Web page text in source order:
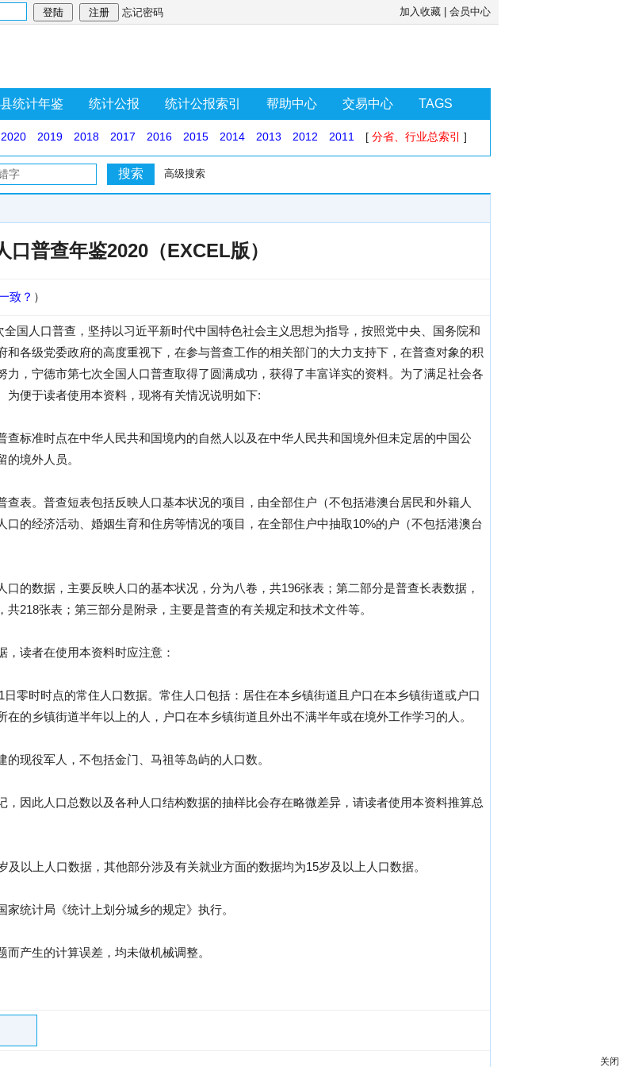
忘记密码 加入收藏 会员中心
统计年鉴 统计公报 统计公报索引 帮助中心 交易中心 TAGS
2020 2019 2018 2017 2016 2015 2014 2013 2012 2011 [ 分省、行业总索引 ]
高级搜索
口普查年鉴2020（EXCEL版）
致？ ）
国人口普查，坚持以习近平新时代中国特色社会主义思想为指导，按照党中央、国务院和
和各级党委政府的高度重视下，在参与普查工作的相关部门的大力支持下，在普查对象的积
力，宁德市第七次全国人口普查取得了圆满成功，获得了丰富详实的资料。为了满足社会各
便于读者使用本资料，现将有关情况说明如下:
查标准时点在中华人民共和国境内的自然人以及在中华人民共和国境外但未定居的中国公
境外人员。
查表。普查短表包括反映人口基本状况的项目，由全部住户（不包括港澳台居民和外籍人
口的经济活动、婚姻生育和住房等情况的项目，在全部住户中抽取10%的户（不包括港澳台
的数据，主要反映人口的基本状况，分为八卷，共196张表；第二部分是普查长表数据，
218张表；第三部分是附录，主要是普查的有关规定和技术文件等。
读者在使用本资料时应注意：
日零时时点的常住人口数据。常住人口包括：居住在本乡镇街道且户口在本乡镇街道或户口
的乡镇街道半年以上的人，户口在本乡镇街道且外出不满半年或在境外工作学习的人。
的现役军人，不包括金门、马祖等岛屿的人口数。
，因此人口总数以及各种人口结构数据的抽样比会存在略微差异，请读者使用本资料推算总
及以上人口数据，其他部分涉及有关就业方面的数据均为15岁及以上人口数据。
统计局《统计上划分城乡的规定》执行。
产生的计算误差，均未做机械调整。
关闭